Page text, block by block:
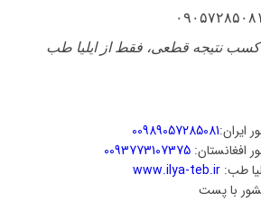
نتیجه قطعی، فقط از ایلیا طب
ایران:00989057285081
افغانستان: 0093773107375
طب: www.ilya-teb.ir
با پست